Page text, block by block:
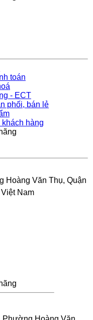
toán
- ECT
phối, bán lẻ
hàng
Hoàng Văn Thụ, Quận
Nam